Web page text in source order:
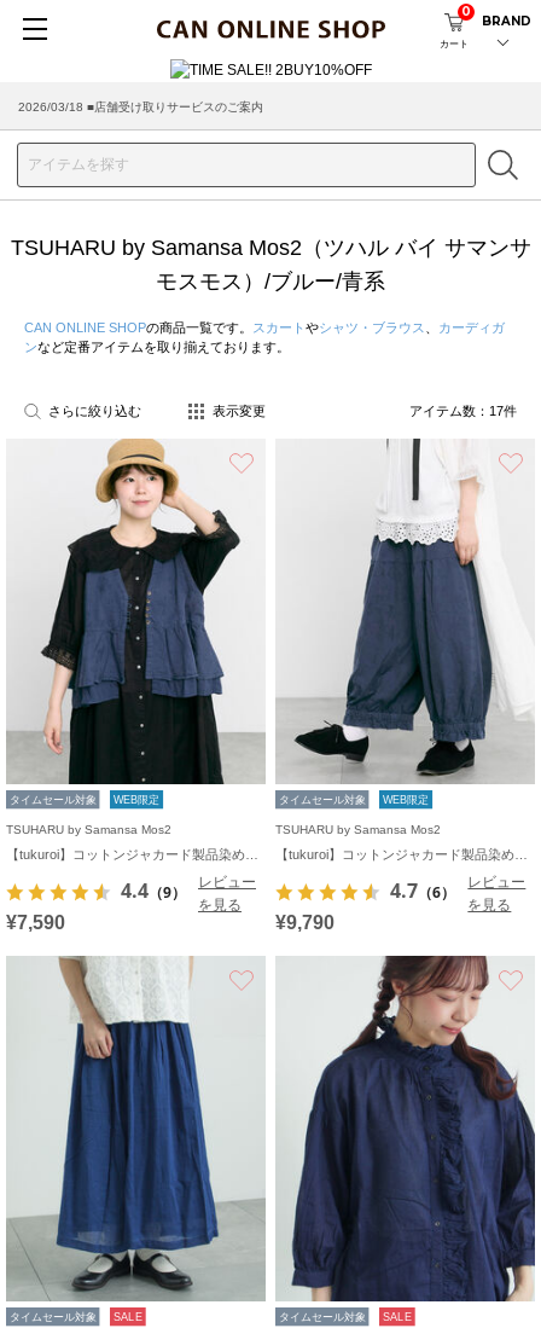
カート
0
BRAND
2026/03/18 ■店舗受け取りサービスのご案内
TSUHARU by Samansa Mos2（ツハル バイ サマンサ
モスモス）/ブルー/青系
CAN ONLINE SHOPの商品一覧です。 スカート やシャツ・ブラウス
カーディガ
ンなど定番アイテムを取り揃えております。
さらに絞り込む 表示変更 アイテム数： 17件
タイムセール対象 WEB限定
TSUHARU by Samansa Mos2
4.4 （9）
レビュー
を見る
¥7,590
タイムセール対象 WEB限定
TSUHARU by Samansa Mos2
4.7 （6）
レビュー
を見る
¥9,790
タイムセール対象 SALE タイムセール対象 SALE